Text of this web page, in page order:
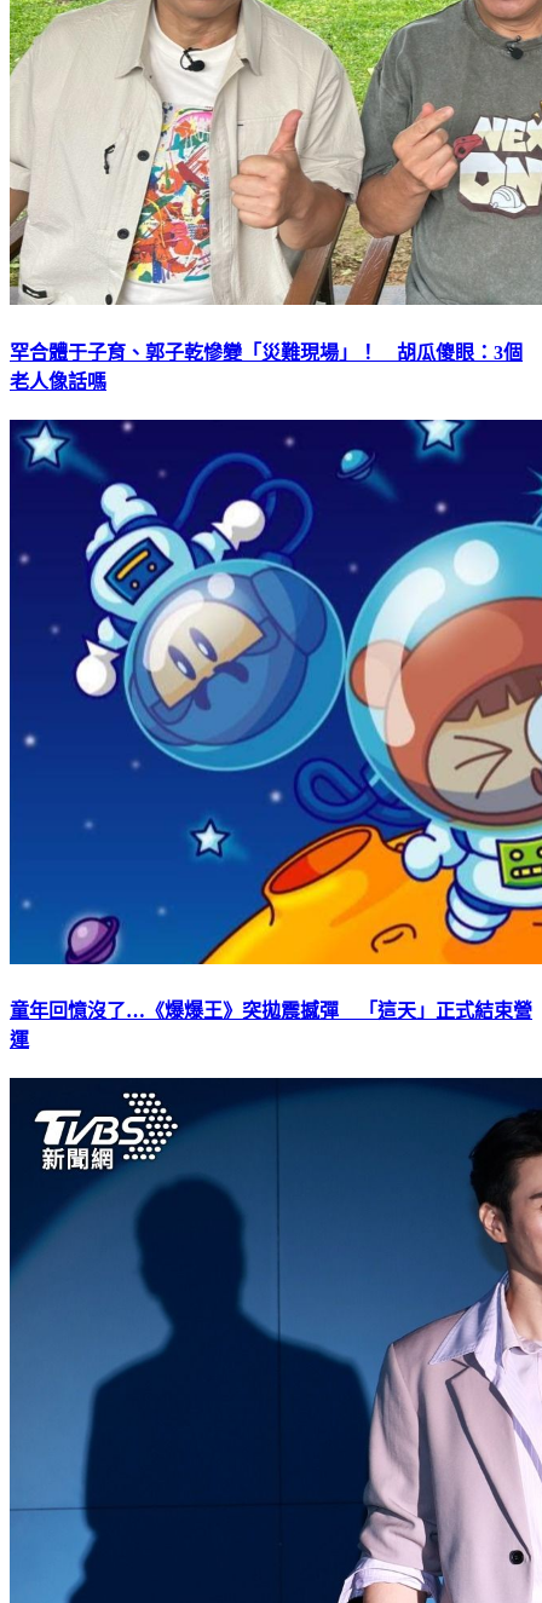
罕合體于子育、郭子乾慘變「災難現場」！ 胡瓜傻眼：3個
老人像話嗎
童年回憶沒了…《爆爆王》突拋震撼彈 「這天」正式結束營
運